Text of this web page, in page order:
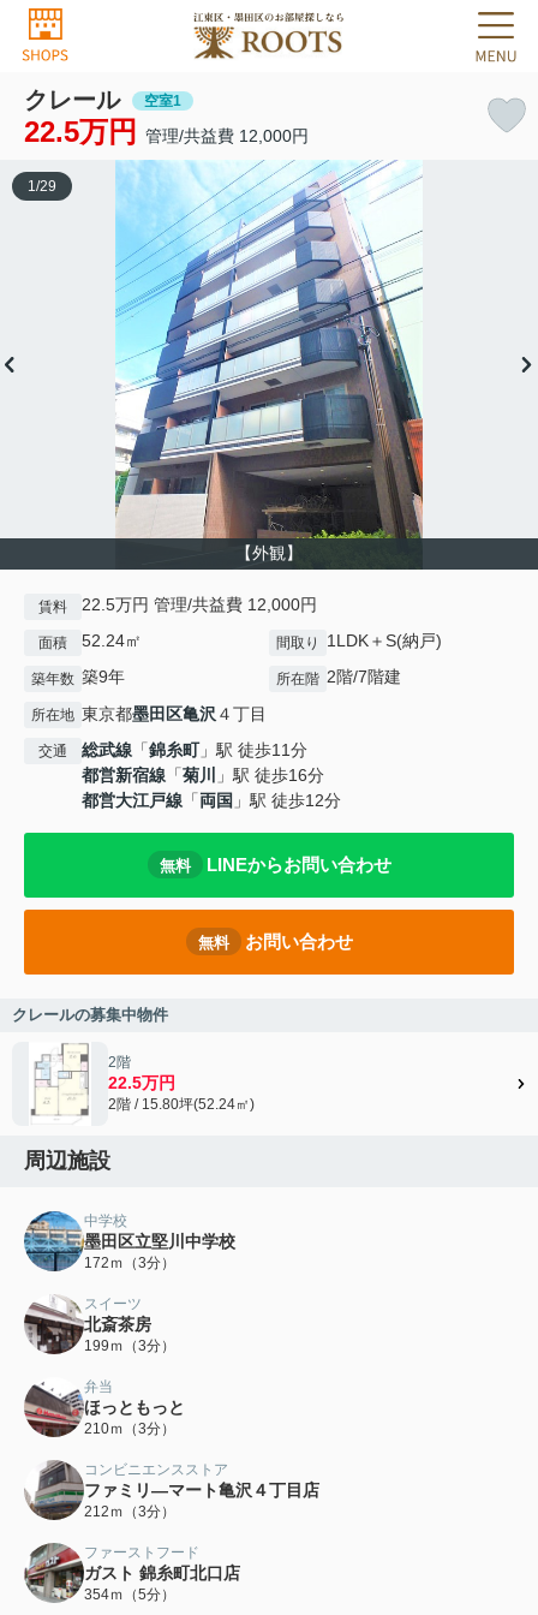
クレール 空室1
22.5万円 管理/共益費 12,000円
【外観】
1/29
賃料 22.5万円 管理/共益費 12,000円
面積 52.24㎡ 間取り 1LDK＋S(納戸)
築年数 築9年 所在階 2階/7階建
所在地 東京都墨田区亀沢 ４丁目
交通 総武線 「錦糸町」駅 徒歩11分
都営新宿線 「菊川
」駅 徒歩16分
都営大江戸線 「両国 」駅 徒歩12分
無料 LINEからお問い合わせ
無料 お問い合わせ
クレールの募集中物件
2階
22.5万円
2階 / 15.80坪(52.24㎡)
周辺施設
中学校
墨田区立堅川中学校
172ｍ（3分）
スイーツ
北斎茶房
199ｍ（3分）
弁当
ほっともっと
210ｍ（3分）
コンビニエンスストア
ファミリ―マート亀沢４丁目店
212ｍ（3分）
ファーストフード
ガスト 錦糸町北口店
354ｍ（5分）